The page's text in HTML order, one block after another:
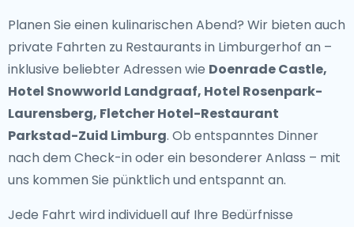
Planen Sie einen kulinarischen Abend? Wir bieten auch
private Fahrten zu Restaurants in Limburgerhof an –
inklusive beliebter Adressen wie Doenrade Castle,
Hotel Snowworld Landgraaf, Hotel Rosenpark-
Laurensberg, Fletcher Hotel-Restaurant
Parkstad-Zuid Limburg. Ob entspanntes Dinner
nach dem Check-in oder ein besonderer Anlass – mit
uns kommen Sie pünktlich und entspannt an.
Jede Fahrt wird individuell auf Ihre Bedürfnisse